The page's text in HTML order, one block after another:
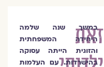
זאת
במשך שנה שלמה
היחידה המשפחתית
והזוגית הייתה עסוקה
בהישרדות. עם העלמות